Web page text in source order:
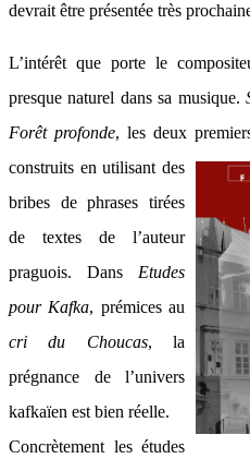
devrait être présentée très
L’intérêt que porte le
presque naturel dans sa musique.
Forêt profonde, les deux
construits en utilisant des
bribes de phrases tirées
de textes de l’auteur
praguois. Dans Etudes
pour Kafka, prémices au
cri du Choucas, la
prégnance de l’univers
kafkaïen est bien réelle.
Concrètement les études